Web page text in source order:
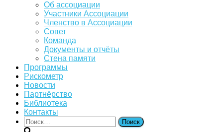
Об ассоциации
Участники Ассоциации
Членство в Ассоциации
Совет
Команда
Документы и отчёты
Стена памяти
Программы
Рискометр
Новости
Партнёрство
Библиотека
Контакты
Найти: